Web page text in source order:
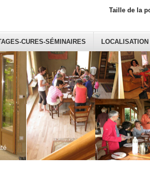
CURES-SÉMINAIRES LOCALISATION
Taille de la